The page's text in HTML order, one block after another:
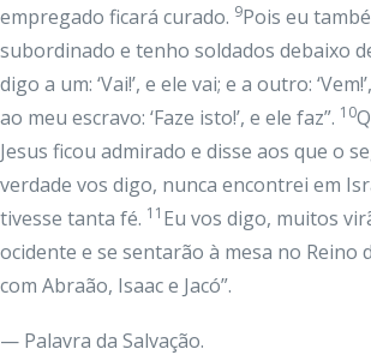
empregado ficará curado. 9Pois eu
subordinado e tenho soldados debaixo
digo a um: ‘Vai!’, e ele vai; e a outro:
ao meu escravo: ‘Faze isto!’, e ele faz”. 10
Jesus ficou admirado e disse aos que o
verdade vos digo, nunca encontrei em
tivesse tanta fé. 11 Eu vos digo, muitos
ocidente e se sentarão à mesa no Reino
com Abraão, Isaac e Jacó”.
— Palavra da Salvação.